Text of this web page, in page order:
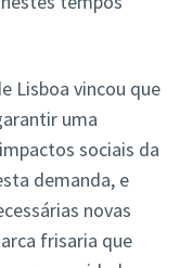
Lisboa vincou que
uma
sociais da
demanda, e
novas
frisaria que